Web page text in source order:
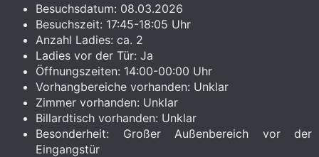
Besuchsdatum: 08.03.2026
Besuchszeit: 17:45-18:05 Uhr
Anzahl Ladies: ca. 2
Ladies vor der Tür: Ja
Öffnungszeiten: 14:00-00:00 Uhr​
Vorhangbereiche vorhanden: Unklar​
Zimmer vorhanden: Unklar​
Billardtisch vorhanden: Unklar​
Besonderheit: Großer Außenbereich vor der
Eingangstür​